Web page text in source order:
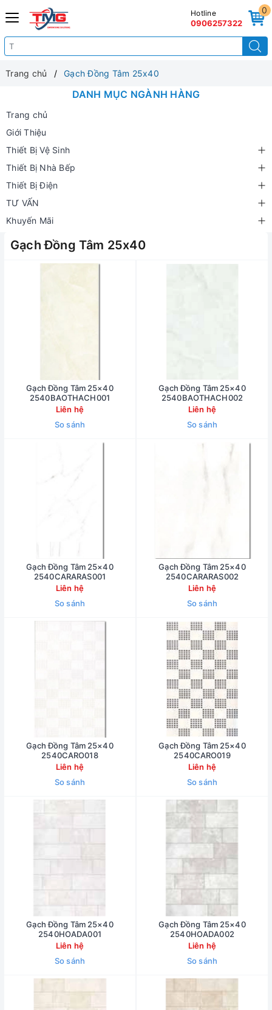
0
Hotline
0906257322
Trang chủ Gạch Đồng Tâm 25x40
DANH MỤC NGÀNH HÀNG
Trang chủ
Giới Thiệu
Thiết Bị Vệ Sinh
Thiết Bị Nhà Bếp
Thiết Bị Điện
TƯ VẤN
Khuyến Mãi
Gạch Đồng Tâm 25x40
Gạch Đồng Tâm 25×40
2540BAOTHACH001
Liên hệ
So sánh
Gạch Đồng Tâm 25×40
2540BAOTHACH002
Liên hệ
So sánh
Gạch Đồng Tâm 25×40
2540CARARAS001
Liên hệ
So sánh
Gạch Đồng Tâm 25×40
2540CARARAS002
Liên hệ
So sánh
Gạch Đồng Tâm 25×40
2540CARO018
Liên hệ
So sánh
Gạch Đồng Tâm 25×40
2540CARO019
Liên hệ
So sánh
Gạch Đồng Tâm 25×40
2540HOADA001
Liên hệ
So sánh
Gạch Đồng Tâm 25×40
2540HOADA002
Liên hệ
So sánh